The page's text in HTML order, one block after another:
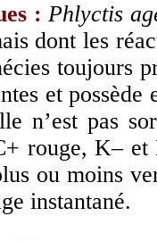
:Phlyctis
dont les
toujours
et possède
n’est pas
rouge, K–
ou moins
instantané.